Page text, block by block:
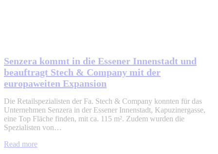
Senzera kommt in die Essener Innenstadt und
beauftragt Stech & Company mit der
europaweiten Expansion
Die Retailspezialisten der Fa. Stech & Company konnten für das
Unternehmen Senzera in der Essener Innenstadt, Kapuzinergasse,
eine Top Fläche finden, mit ca. 115 m². Zudem wurden die
Spezialisten von…
Read more